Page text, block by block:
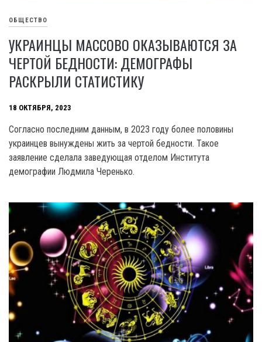
ОБЩЕСТВО
УКРАИНЦЫ МАССОВО ОКАЗЫВАЮТСЯ ЗА
ЧЕРТОЙ БЕДНОСТИ: ДЕМОГРАФЫ
РАСКРЫЛИ СТАТИСТИКУ
18 ОКТЯБРЯ, 2023
Согласно последним данным, в 2023 году более половины
украинцев вынуждены жить за чертой бедности. Такое
заявление сделала заведующая отделом Института
демографии Людмила Черенько.